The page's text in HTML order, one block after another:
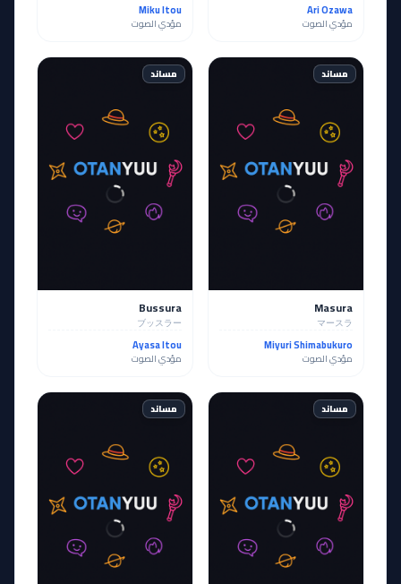
Ari Ozawa
مؤدي الصوت
Miku Itou
مؤدي الصوت
مساند
Masura
マースラ
Miyuri Shimabukuro
مؤدي الصوت
مساند
Bussura
ブッスラー
Ayasa Itou
مؤدي الصوت
مساند مساند